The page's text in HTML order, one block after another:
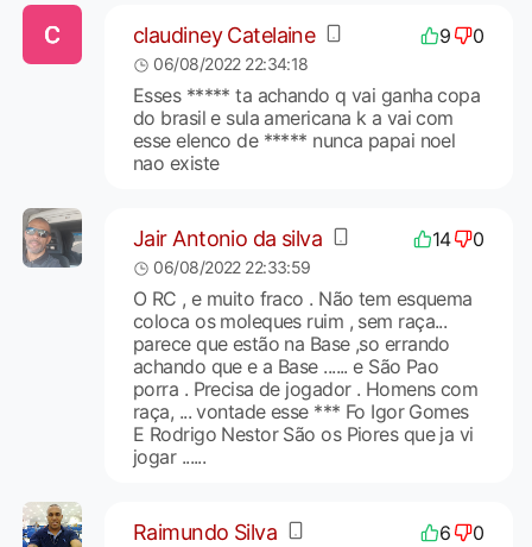
claudiney Catelaine 9 0
06/08/2022 22:34:18
Esses ***** ta achando q vai ganha copa
do brasil e sula americana k a vai com
esse elenco de ***** nunca papai noel
nao existe
Jair Antonio da silva 14 0
06/08/2022 22:33:59
O RC , e muito fraco . Não tem esquema
coloca os moleques ruim , sem raça...
parece que estão na Base ,so errando
achando que e a Base ...... e São Pao
porra . Precisa de jogador . Homens com
raça, ... vontade esse *** Fo Igor Gomes
E Rodrigo Nestor São os Piores que ja vi
jogar ......
Raimundo Silva 6 0